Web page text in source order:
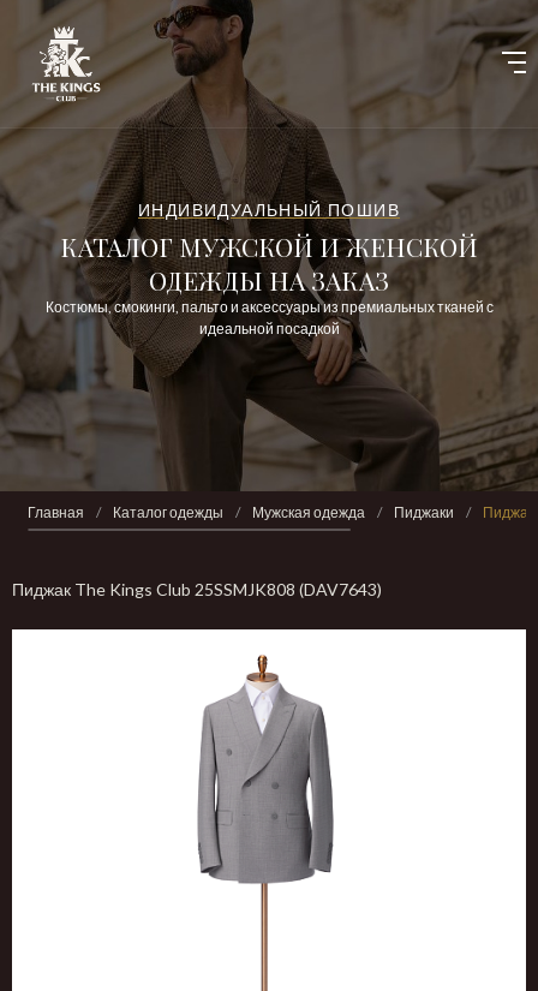
ИНДИВИДУАЛЬНЫЙ ПОШИВ
КАТАЛОГ МУЖСКОЙ И ЖЕНСКОЙ
ОДЕЖДЫ НА ЗАКАЗ
Костюмы, смокинги, пальто и аксессуары из премиальных тканей с
идеальной посадкой
Главная / Каталог одежды / Мужская одежда / Пиджаки / Пиджак
Пиджак The Kings Club 25SSMJK808 (DAV7643)